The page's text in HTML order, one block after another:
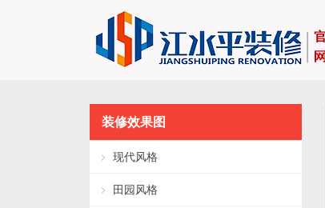
装修效果图
现代风格
田园风格